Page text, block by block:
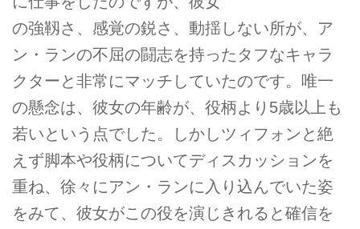
の強靱さ、感覚の鋭さ、動揺しない所が、ア
ン・ランの不屈の闘志を持ったタフなキャラ
クターと非常にマッチしていたのです。唯一
の懸念は、彼女の年齢が、役柄より5歳以上も
若いという点でした。しかしツィフォンと絶
えず脚本や役柄についてディスカッションを
重ね、徐々にアン・ランに入り込んでいた姿
をみて、彼女がこの役を演じきれると確信を